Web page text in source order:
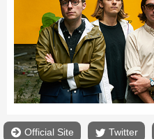
Official Site Twitter